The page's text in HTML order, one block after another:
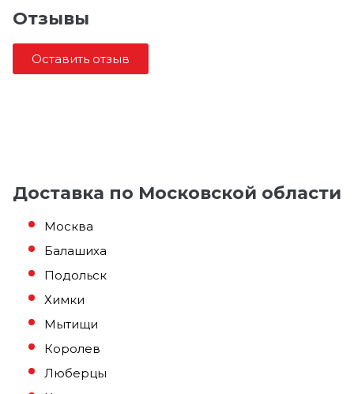
Отзывы
Оставить отзыв
Доставка по Московской области
Москва
Балашиха
Подольск
Химки
Мытищи
Королев
Люберцы